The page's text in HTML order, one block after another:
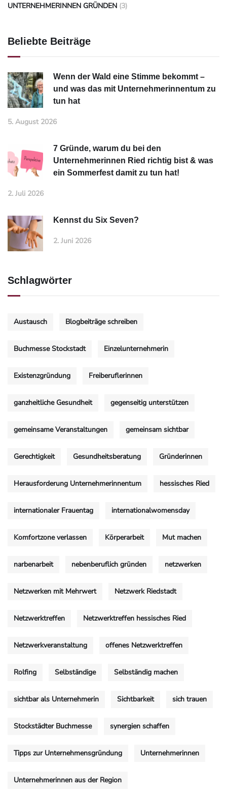
UNTERNEHMERINNEN GRÜNDEN (3)
Beliebte Beiträge
Wenn der Wald eine Stimme bekommt –
und was das mit Unternehmerinnentum zu
tun hat
5. August 2026
7 Gründe, warum du bei den
Unternehmerinnen Ried richtig bist & was
ein Sommerfest damit zu tun hat!
2. Juli 2026
Kennst du Six Seven?
2. Juni 2026
Schlagwörter
Austausch Blogbeiträge schreiben
Buchmesse Stockstadt Einzelunternehmerin
Existenzgründung Freiberuflerinnen
ganzheitliche Gesundheit gegenseitig unterstützen
gemeinsame Veranstaltungen gemeinsam sichtbar
Gerechtigkeit Gesundheitsberatung Gründerinnen
Herausforderung Unternehmerinnentum hessisches Ried
internationaler Frauentag internationalwomensday
Komfortzone verlassen Körperarbeit Mut machen
narbenarbeit nebenberuflich gründen netzwerken
Netzwerken mit Mehrwert Netzwerk Riedstadt
Netzwerktreffen Netzwerktreffen hessisches Ried
Netzwerkveranstaltung offenes Netzwerktreffen
Rolfing Selbständige Selbständig machen
sichtbar als Unternehmerin Sichtbarkeit sich trauen
Stockstädter Buchmesse synergien schaffen
Tipps zur Unternehmensgründung Unternehmerinnen
Unternehmerinnen aus der Region